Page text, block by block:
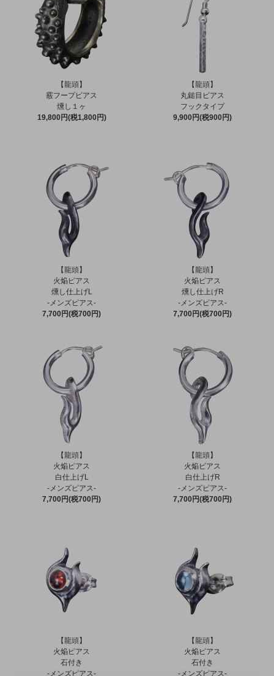
【龍頭】
霰フープピアス
燻し１ヶ
19,800円(税1,800円)
【龍頭】
丸鎚目ピアス
フックタイプ
9,900円(税900円)
【龍頭】
火焔ピアス
燻し仕上げL
-メンズピアス-
7,700円(税700円)
【龍頭】
火焔ピアス
燻し仕上げR
-メンズピアス-
7,700円(税700円)
【龍頭】
火焔ピアス
白仕上げL
-メンズピアス-
7,700円(税700円)
【龍頭】
火焔ピアス
白仕上げR
-メンズピアス-
7,700円(税700円)
【龍頭】
火焔ピアス
石付き
-メンズピアス-
【龍頭】
火焔ピアス
石付き
-メンズピアス-